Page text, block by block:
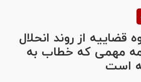
Video
از روند انحلال
مهمی که خطاب به
است